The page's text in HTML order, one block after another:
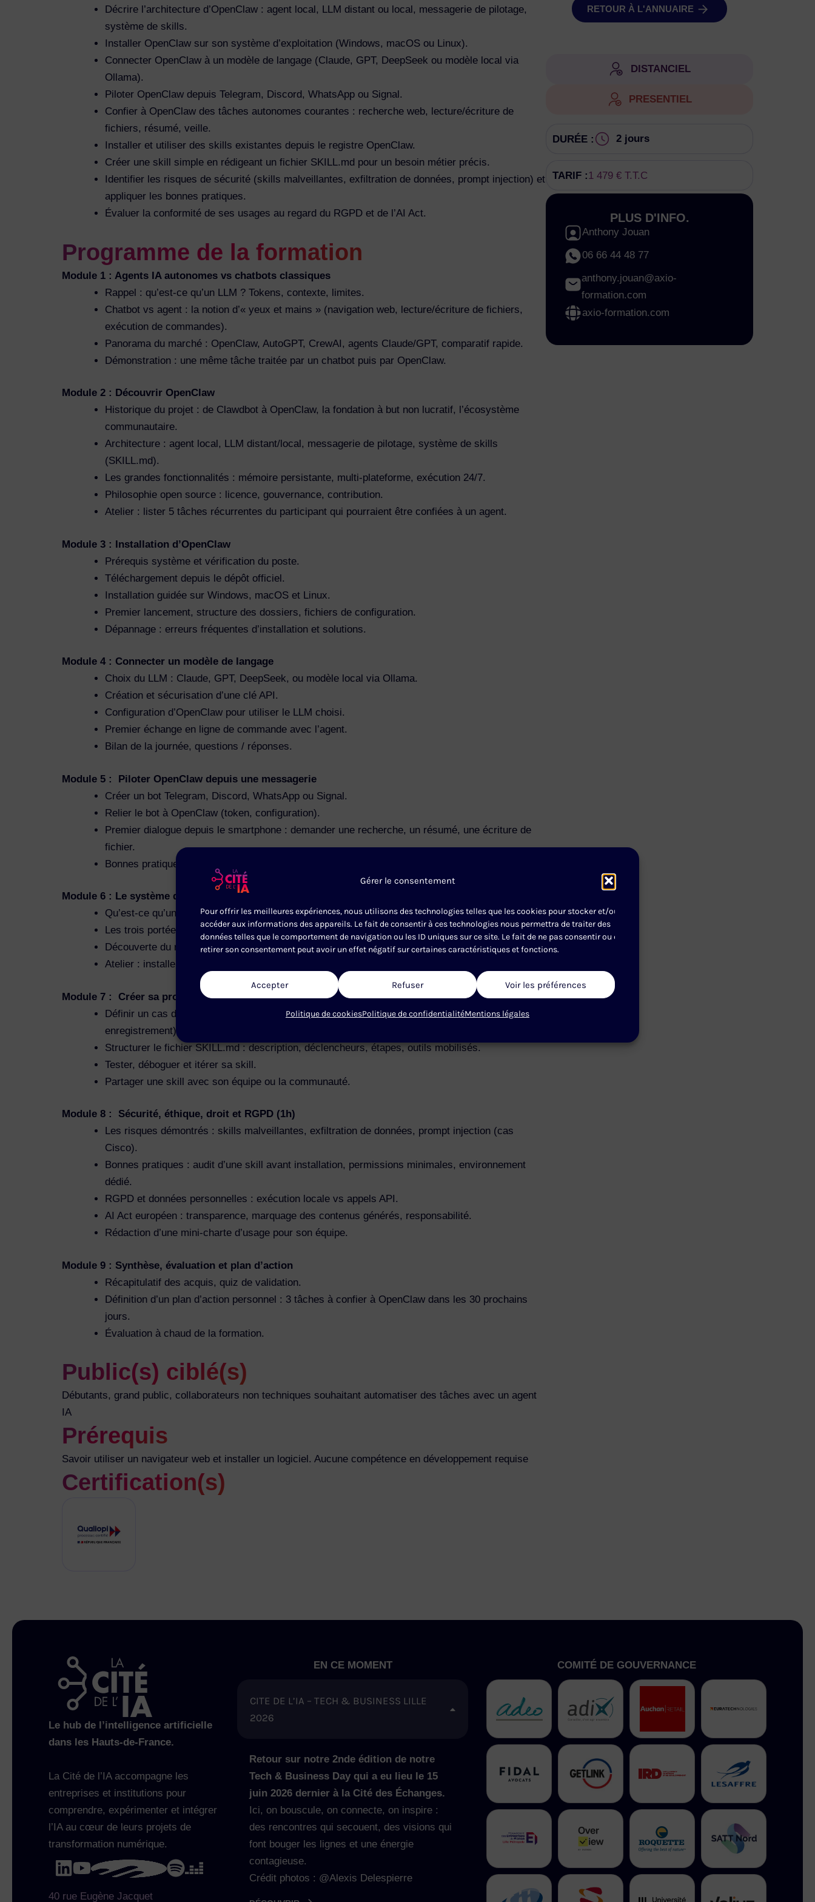
Gérer le consentement
Pour offrir les meilleures expériences, nous utilisons des technologies telles que les cookies pour stocker et/ou
accéder aux informations des appareils. Le fait de consentir à ces technologies nous permettra de traiter des
données telles que le comportement de navigation ou les ID uniques sur ce site. Le fait de ne pas consentir ou de
retirer son consentement peut avoir un effet négatif sur certaines caractéristiques et fonctions.
Accepter Refuser Voir les préférences
Politique de cookiesPolitique de confidentialitéMentions légales
Décrire l’architecture d’OpenClaw : agent local, LLM distant ou local, messagerie de pilotage,
système de skills.
Installer OpenClaw sur son système d’exploitation (Windows, macOS ou Linux).
Connecter OpenClaw à un modèle de langage (Claude, GPT, DeepSeek ou modèle local via
Ollama).
Piloter OpenClaw depuis Telegram, Discord, WhatsApp ou Signal.
Confier à OpenClaw des tâches autonomes courantes : recherche web, lecture/écriture de
fichiers, résumé, veille.
Installer et utiliser des skills existantes depuis le registre OpenClaw.
Créer une skill simple en rédigeant un fichier SKILL.md pour un besoin métier précis.
Identifier les risques de sécurité (skills malveillantes, exfiltration de données, prompt injection) et
appliquer les bonnes pratiques.
Évaluer la conformité de ses usages au regard du RGPD et de l’AI Act.
Programme de la formation
Module 1 : Agents IA autonomes vs chatbots classiques
Rappel : qu’est-ce qu’un LLM ? Tokens, contexte, limites.
Chatbot vs agent : la notion d’« yeux et mains » (navigation web, lecture/écriture de fichiers,
exécution de commandes).
Panorama du marché : OpenClaw, AutoGPT, CrewAI, agents Claude/GPT, comparatif rapide.
Démonstration : une même tâche traitée par un chatbot puis par OpenClaw.
Module 2 : Découvrir OpenClaw
Historique du projet : de Clawdbot à OpenClaw, la fondation à but non lucratif, l’écosystème
communautaire.
Architecture : agent local, LLM distant/local, messagerie de pilotage, système de skills
(SKILL.md).
Les grandes fonctionnalités : mémoire persistante, multi-plateforme, exécution 24/7.
Philosophie open source : licence, gouvernance, contribution.
Atelier : lister 5 tâches récurrentes du participant qui pourraient être confiées à un agent.
Module 3 : Installation d’OpenClaw
Prérequis système et vérification du poste.
Téléchargement depuis le dépôt officiel.
Installation guidée sur Windows, macOS et Linux.
Premier lancement, structure des dossiers, fichiers de configuration.
Dépannage : erreurs fréquentes d’installation et solutions.
Module 4 : Connecter un modèle de langage
Choix du LLM : Claude, GPT, DeepSeek, ou modèle local via Ollama.
Création et sécurisation d’une clé API.
Configuration d’OpenClaw pour utiliser le LLM choisi.
Premier échange en ligne de commande avec l’agent.
Bilan de la journée, questions / réponses.
Module 5 : Piloter OpenClaw depuis une messagerie
Créer un bot Telegram, Discord, WhatsApp ou Signal.
Relier le bot à OpenClaw (token, configuration).
Premier dialogue depuis le smartphone : demander une recherche, un résumé, une écriture de
fichier.
Bonnes pratiques de rédaction des consignes à l’agent.
Module 6 : Le système de skills (2h)
Qu’est-ce qu’une skill ? Anatomie d’un fichier SKILL.md (métadonnées, instructions, outils).
Les trois portées : skill embarquée, skill globale, skill de workspace.
Découverte du registre communautaire : comment chercher, évaluer et installer une skill.
Atelier : installer trois skills utiles (veille web, gestion de fichiers, rédaction) et les tester.
Module 7 : Créer sa propre skill
Définir un cas d’usage métier (ex. : générer un compte-rendu de réunion à partir d’un
enregistrement).
Structurer le fichier SKILL.md : description, déclencheurs, étapes, outils mobilisés.
Tester, déboguer et itérer sa skill.
Partager une skill avec son équipe ou la communauté.
Module 8 : Sécurité, éthique, droit et RGPD (1h)
Les risques démontrés : skills malveillantes, exfiltration de données, prompt injection (cas
Cisco).
Bonnes pratiques : audit d’une skill avant installation, permissions minimales, environnement
dédié.
RGPD et données personnelles : exécution locale vs appels API.
AI Act européen : transparence, marquage des contenus générés, responsabilité.
Rédaction d’une mini-charte d’usage pour son équipe.
Module 9 : Synthèse, évaluation et plan d’action
Récapitulatif des acquis, quiz de validation.
Définition d’un plan d’action personnel : 3 tâches à confier à OpenClaw dans les 30 prochains
jours.
Évaluation à chaud de la formation.
Public(s) ciblé(s)
Débutants, grand public, collaborateurs non techniques souhaitant automatiser des tâches avec un agent
IA
Prérequis
Savoir utiliser un navigateur web et installer un logiciel. Aucune compétence en développement requise
Certification(s)
RETOUR À L'ANNUAIRE
DISTANCIEL
PRESENTIEL
DURÉE : 2 jours
TARIF : 1 479 € T.T.C
PLUS D'INFO.
Anthony Jouan
06 66 44 48 77
anthony.jouan@axio-
formation.com
axio-formation.com
Le hub de l’intelligence artificielle
dans les Hauts-de-France.
La Cité de l’IA accompagne les
entreprises et institutions pour
comprendre, expérimenter et intégrer
l’IA au cœur de leurs projets de
transformation numérique.
40 rue Eugène Jacquet
EN CE MOMENT
CITE DE L’IA – TECH & BUSINESS LILLE
2026
Retour sur notre 2nde édition de notre
Tech & Business Day qui a eu lieu le 15
juin 2026 dernier à la Cité des Échanges.
Ici, on bouscule, on connecte, on inspire :
des rencontres qui secouent, des visions qui
font bouger les lignes et une énergie
contagieuse.
Crédit photos : @Alexis Delespierre
COMITÉ DE GOUVERNANCE